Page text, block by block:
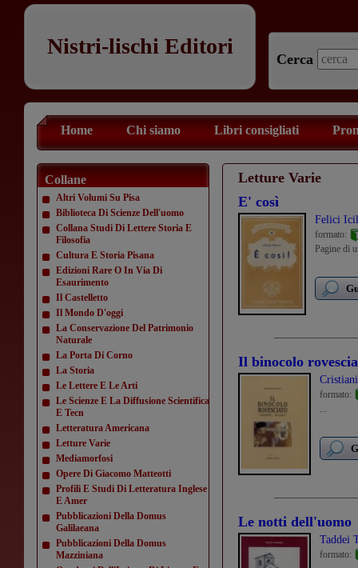
Nistri-lischi Editori
Cerca
Home Chi siamo Libri consigliati
Collane
Altri Volumi Su Pisa
Biblioteca Di Scienze Dell'uomo
Collana Studi Di Lettere Storia E
Filosofia
Cultura E Storia Pisana
Edizioni Rare O In Via Di
Esaurimento
Il Castelletto
Il Mondo D'oggi
La Conservazione Del Patrimonio
Naturale
La Porta Di Corno
La Storia
Le Lettere E Le Arti
Le Scienze E La Diffusione Scientifica
E Tecn
Letteratura Americana
Letture Varie
Mediamorfosi
Opere Di Giacomo Matteotti
Profili E Studi Di Letteratura Inglese
E Amer
Pubblicazioni Della Domus
Galilaeana
Pubblicazioni Della Domus
Mazziniana
Letture Varie
E' così
Felici
formato:
Pagine di
Il binocolo
formato:
...
Le notti dell'uomo
Taddei
formato: